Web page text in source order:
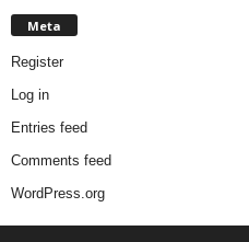
Meta
Register
Log in
Entries feed
Comments feed
WordPress.org